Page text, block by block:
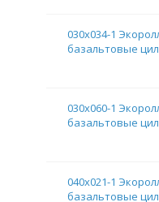
030х034-1
базальтовые
030х060-1
базальтовые
040х021-1
базальтовые